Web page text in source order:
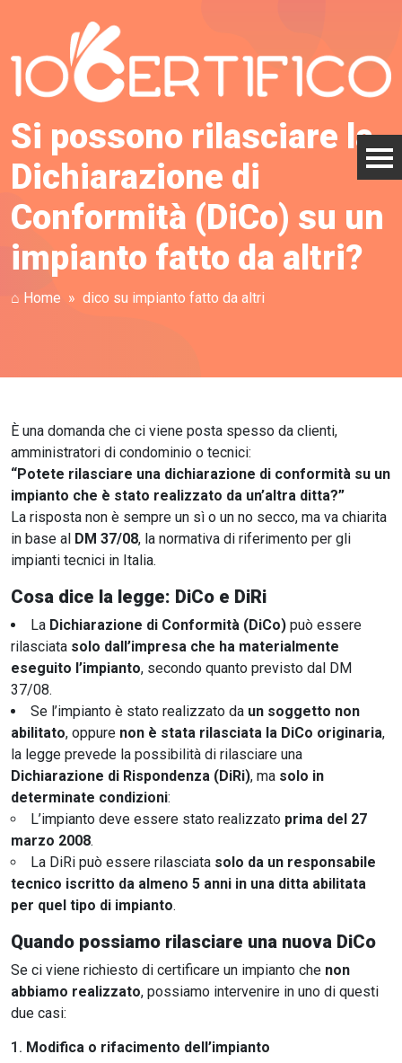
Si possono rilasciare la
Dichiarazione di
Conformità (DiCo) su un
impianto fatto da altri?
⌂ Home dico su impianto fatto da altri
È una domanda che ci viene posta spesso da clienti,
amministratori di condominio o tecnici:
“Potete rilasciare una dichiarazione di conformità su un
impianto che è stato realizzato da un’altra ditta?”
La risposta non è sempre un sì o un no secco, ma va chiarita
in base al DM 37/08, la normativa di riferimento per gli
impianti tecnici in Italia.
Cosa dice la legge: DiCo e DiRi
La Dichiarazione di Conformità (DiCo) può essere
rilasciata solo dall’impresa che ha materialmente
eseguito l’impianto, secondo quanto previsto dal DM
37/08.
Se l’impianto è stato realizzato da un soggetto non
abilitato, oppure non è stata rilasciata la DiCo originaria,
la legge prevede la possibilità di rilasciare una
Dichiarazione di Rispondenza (DiRi), ma solo in
determinate condizioni:
L’impianto deve essere stato realizzato prima del 27
marzo 2008.
La DiRi può essere rilasciata solo da un responsabile
tecnico iscritto da almeno 5 anni in una ditta abilitata
per quel tipo di impianto.
Quando possiamo rilasciare una nuova DiCo
Se ci viene richiesto di certificare un impianto che non
abbiamo realizzato, possiamo intervenire in uno di questi
due casi:
1. Modifica o rifacimento dell’impianto